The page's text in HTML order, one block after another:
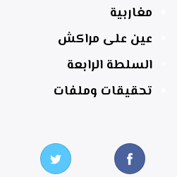
مغاربية
عين على مراكش
السلطة الرابعة
تحقيقات وملفات